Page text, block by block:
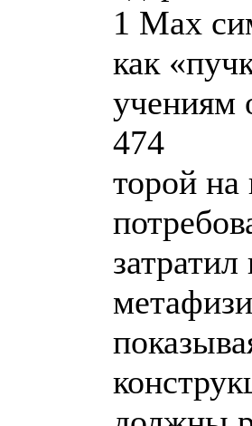
1 Мах
как
учениям
474
торой на